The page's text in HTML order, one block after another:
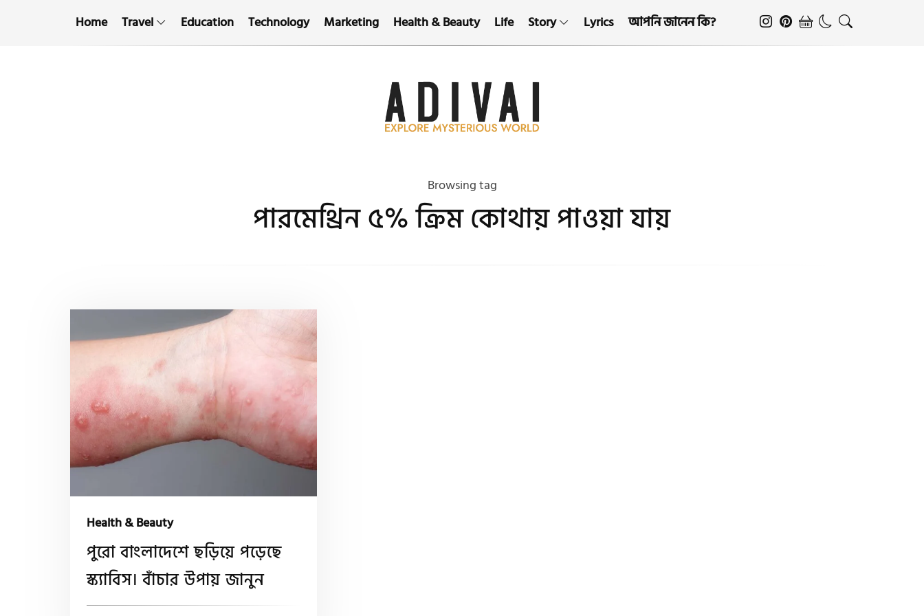
Home Travel Education Technology Marketing Health & Beauty Life Story Lyrics আপনি জানেন কি?
Browsing tag
পারমেথ্রিন ৫% ক্রিম কোথায় পাওয়া যায়
Health & Beauty
পুরো বাংলাদেশে ছড়িয়ে পড়েছে
স্ক্যাবিস। বাঁচার উপায় জানুন